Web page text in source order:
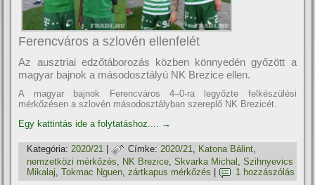
Ferencváros a szlovén ellenfelét
Az ausztriai edzőtáborozás közben könnyedén győzött a
magyar bajnok a másodosztályú NK Brezice ellen.
A magyar bajnok Ferencváros 4–0-ra legyőzte felkészülési
mérkőzésen a szlovén másodosztályban szereplő NK Brezicét.
Egy kattintás ide a folytatáshoz....
→
Kategória: 2020/21 | Címke: 2020/21, Katona Bálint,
nemzetközi mérkőzés
NK Brezice ,Skvarka Michal ,Szihnyevics
Mikalaj,Tokmac Nguen,zártkapus mérkőzés 1 hozzászólás